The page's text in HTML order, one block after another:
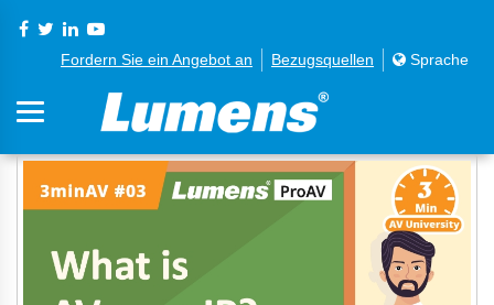
Fordern Sie ein Angebot an Bezugsquellen Sprache